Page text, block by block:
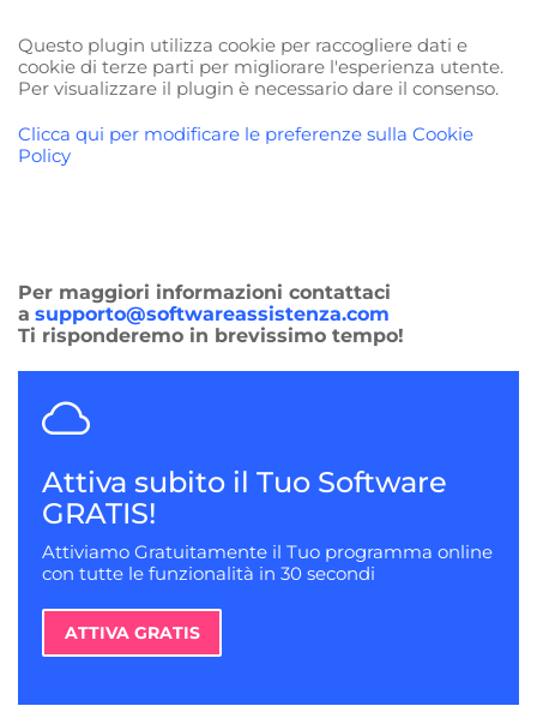
Questo plugin utilizza cookie per raccogliere dati e
cookie di terze parti per migliorare l'esperienza utente.
Per visualizzare il plugin è necessario dare il consenso.
Clicca qui per modificare le preferenze sulla Cookie
Policy
Per maggiori informazioni contattaci
a supporto@softwareassistenza.com
Ti risponderemo in brevissimo tempo!
Attiva subito il Tuo Software
GRATIS!
Attiviamo Gratuitamente il Tuo programma online
con tutte le funzionalità in 30 secondi
ATTIVA GRATIS